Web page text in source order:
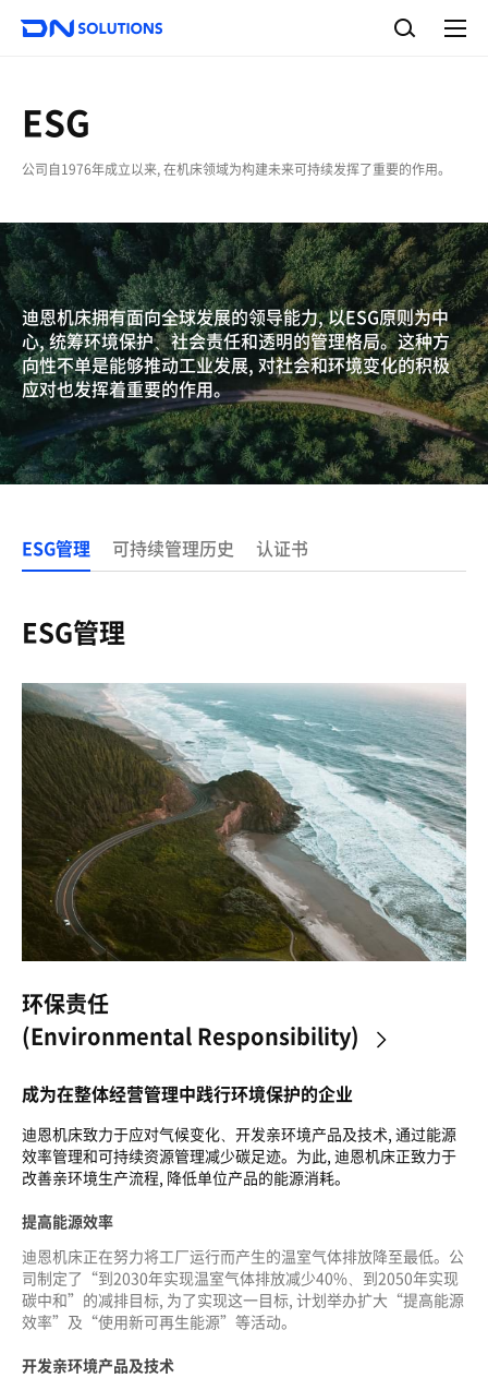
N
u
t
i
o
s
索
完
ESG
公司自1976年成立以来, 在机床领域为构建未来可持续发挥了重要的作用。
迪恩机床拥有面向全球发展的领导能力, 以ESG原则为中
心, 统筹环境保护、社会责任和透明的管理格局。这种方
向性不单是能够推动工业发展, 对社会和环境变化的积极
应对也发挥着重要的作用。
ESG管理 可持续管理历史 认证书
ESG管理
环保责任
(Environmental Responsibility)
成为在整体经营管理中践行环境保护的企业
迪恩机床致力于应对气候变化、开发亲环境产品及技术, 通过能源
效率管理和可持续资源管理减少碳足迹。为此, 迪恩机床正致力于
改善亲环境生产流程, 降低单位产品的能源消耗。
提高能源效率
迪恩机床正在努力将工厂运行而产生的温室气体排放降至最低。公
司制定了“到2030年实现温室气体排放减少40%、到2050年实现
碳中和”的减排目标, 为了实现这一目标, 计划举办扩大“提高能源
效率”及“使用新可再生能源”等活动。
开发亲环境产品及技术